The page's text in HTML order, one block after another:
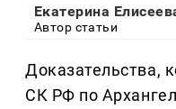
Екатерина
Автор статьи
Доказательства,
СК РФ по